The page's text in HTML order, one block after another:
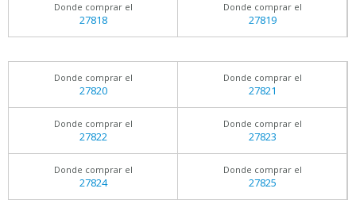
Donde comprar el
27818
Donde comprar el
27819
Donde comprar el
27820
Donde comprar el
27821
Donde comprar el
27822
Donde comprar el
27823
Donde comprar el
27824
Donde comprar el
27825